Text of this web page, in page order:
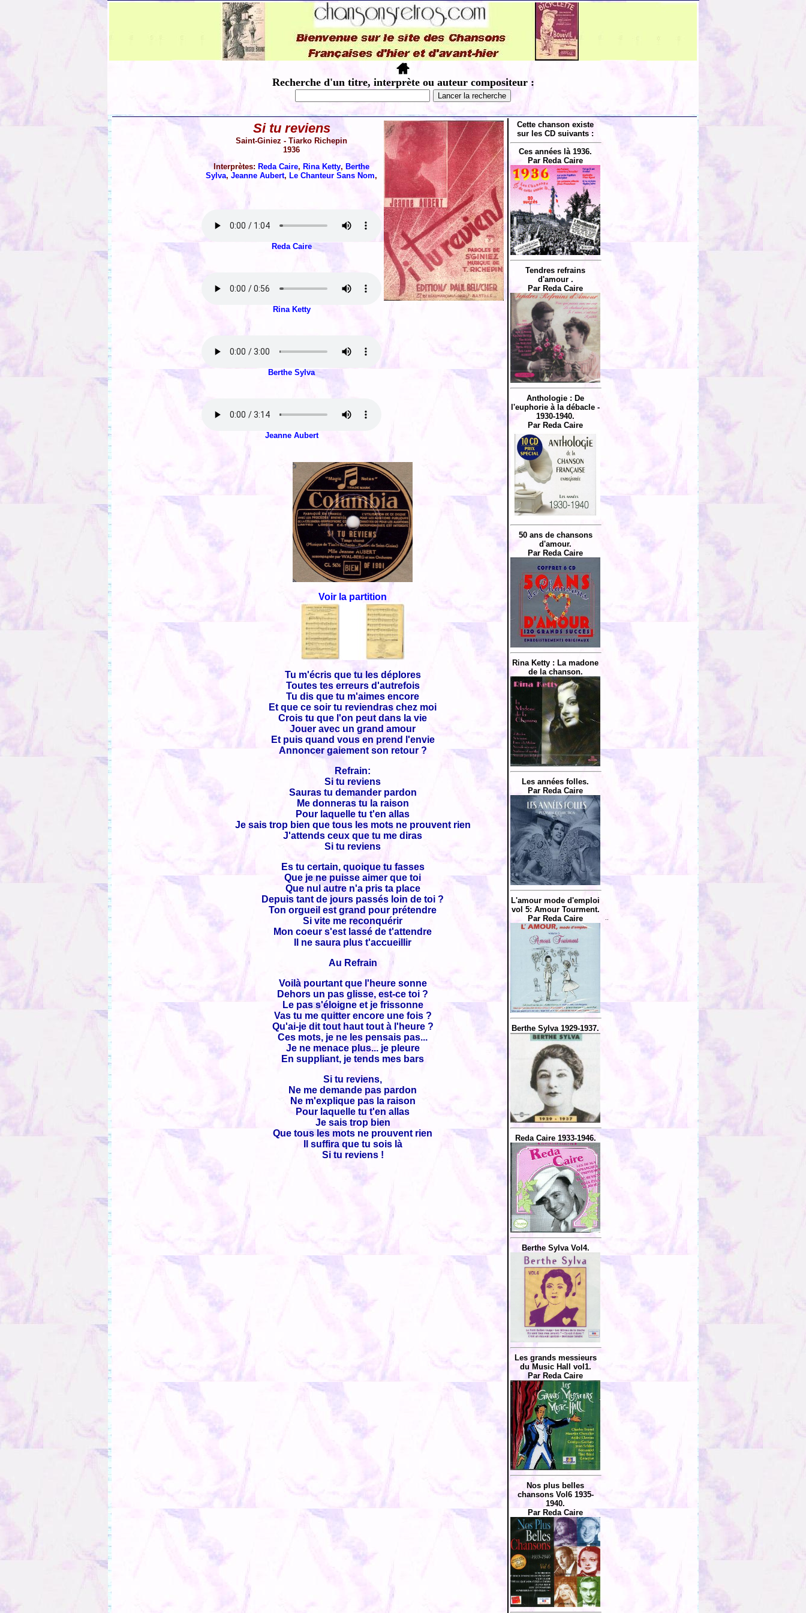
Recherche d'un titre, interprète ou auteur compositeur :
Si tu reviens
Saint-Giniez - Tiarko Richepin
1936
Interprètes: Reda Caire, Rina Ketty, Berthe
Sylva, Jeanne Aubert, Le Chanteur Sans Nom,
Reda Caire
Rina Ketty
Berthe Sylva
Jeanne Aubert
Voir la partition
Tu m'écris que tu les déplores
Toutes tes erreurs d'autrefois
Tu dis que tu m'aimes encore
Et que ce soir tu reviendras chez moi
Crois tu que l'on peut dans la vie
Jouer avec un grand amour
Et puis quand vous en prend l'envie
Annoncer gaiement son retour ?
Refrain:
Si tu reviens
Sauras tu demander pardon
Me donneras tu la raison
Pour laquelle tu t'en allas
Je sais trop bien que tous les mots ne prouvent rien
J'attends ceux que tu me diras
Si tu reviens
Es tu certain, quoique tu fasses
Que je ne puisse aimer que toi
Que nul autre n'a pris ta place
Depuis tant de jours passés loin de toi ?
Ton orgueil est grand pour prétendre
Si vite me reconquérir
Mon coeur s'est lassé de t'attendre
Il ne saura plus t'accueillir
Au Refrain
Voilà pourtant que l'heure sonne
Dehors un pas glisse, est-ce toi ?
Le pas s'éloigne et je frissonne
Vas tu me quitter encore une fois ?
Qu'ai-je dit tout haut tout à l'heure ?
Ces mots, je ne les pensais pas...
Je ne menace plus... je pleure
En suppliant, je tends mes bars
Si tu reviens,
Ne me demande pas pardon
Ne m'explique pas la raison
Pour laquelle tu t'en allas
Je sais trop bien
Que tous les mots ne prouvent rien
Il suffira que tu sois là
Si tu reviens !
Cette chanson existe
sur les CD suivants :
Ces années là 1936.
Par Reda Caire
Tendres refrains
d'amour .
Par Reda Caire
Anthologie : De
l'euphorie à la débacle -
1930-1940.
Par Reda Caire
50 ans de chansons
d'amour.
Par Reda Caire
Rina Ketty : La madone
de la chanson.
Les années folles.
Par Reda Caire
L'amour mode d'emploi
vol 5: Amour Tourment.
Par Reda Caire
Berthe Sylva 1929-1937.
Reda Caire 1933-1946.
Berthe Sylva Vol4.
Les grands messieurs
du Music Hall vol1.
Par Reda Caire
Nos plus belles
chansons Vol6 1935-
1940.
Par Reda Caire